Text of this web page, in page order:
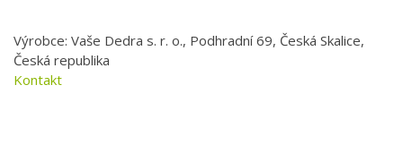
Výrobce: Vaše Dedra s. r. o., Podhradní 69, Česká Skalice,
Česká republika
Kontakt